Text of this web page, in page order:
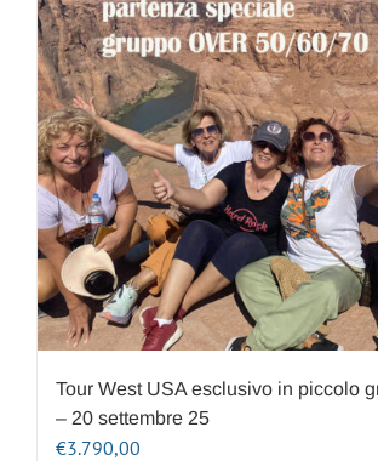
Tour West USA esclusivo in piccolo
– 20 settembre 25
€3.790,00